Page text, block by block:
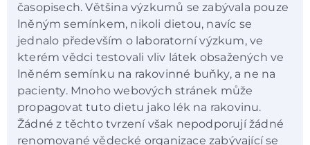
časopisech. Většina výzkumů se zabývala pouze
lněným semínkem, nikoli dietou, navíc se
jednalo především o laboratorní výzkum, ve
kterém vědci testovali vliv látek obsažených ve
lněném semínku na rakovinné buňky, a ne na
pacienty. Mnoho webových stránek může
propagovat tuto dietu jako lék na rakovinu.
Žádné z těchto tvrzení však nepodporují žádné
renomované vědecké organizace zabývající se